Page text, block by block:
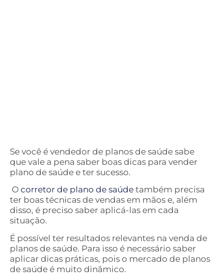
Se você é vendedor de planos de saúde sabe
que vale a pena saber boas dicas para vender
plano de saúde e ter sucesso.
O corretor de plano de saúde também precisa
ter boas técnicas de vendas em mãos e, além
disso, é preciso saber aplicá-las em cada
situação.
É possível ter resultados relevantes na venda de
planos de saúde. Para isso é necessário saber
aplicar dicas práticas, pois o mercado de planos
de saúde é muito dinâmico.